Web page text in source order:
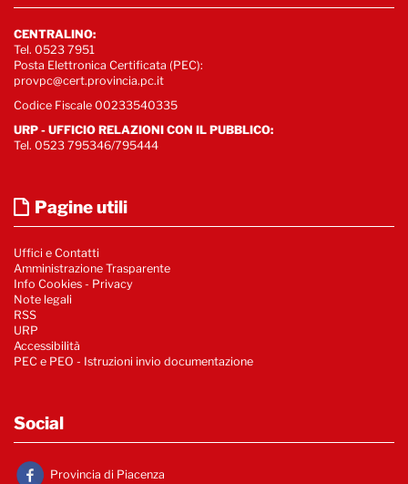
CENTRALINO:
Tel. 0523 7951
Posta Elettronica Certificata (PEC):
provpc@cert.provincia.pc.it
Codice Fiscale 00233540335
URP - UFFICIO RELAZIONI CON IL PUBBLICO:
Tel. 0523 795346/795444
Pagine utili
Uffici e Contatti
Amministrazione Trasparente
Info Cookies - Privacy
Note legali
RSS
URP
Accessibilità
PEC e PEO - Istruzioni invio documentazione
Social
Provincia di Piacenza